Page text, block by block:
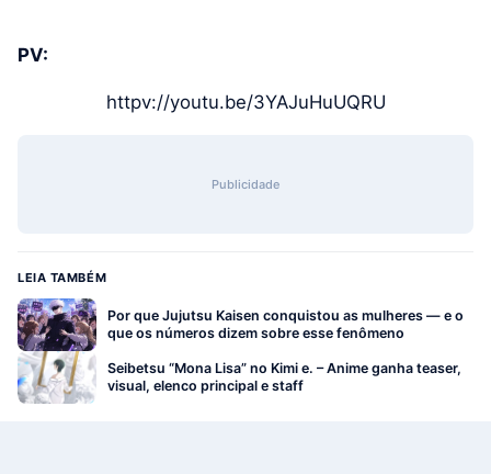
PV:
httpv://youtu.be/3YAJuHuUQRU
Publicidade
LEIA TAMBÉM
Por que Jujutsu Kaisen conquistou as mulheres — e o
que os números dizem sobre esse fenômeno
Seibetsu “Mona Lisa” no Kimi e. – Anime ganha teaser,
visual, elenco principal e staff